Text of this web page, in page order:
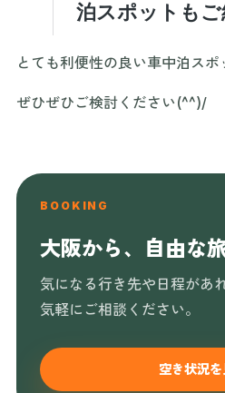
とても利便性の良い車中泊スポ
ぜひぜひご検討ください(^^)/
BOOKING
大阪から、自由な旅
気になる行き先や日程があ
気軽にご相談ください。
空き状況を